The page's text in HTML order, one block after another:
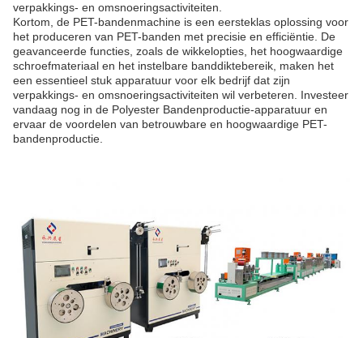
verpakkings- en omsnoeringsactiviteiten.
Kortom, de PET-bandenmachine is een eersteklas oplossing voor
het produceren van PET-banden met precisie en efficiëntie. De
geavanceerde functies, zoals de wikkelopties, het hoogwaardige
schroefmateriaal en het instelbare banddiktebereik, maken het
een essentieel stuk apparatuur voor elk bedrijf dat zijn
verpakkings- en omsnoeringsactiviteiten wil verbeteren. Investeer
vandaag nog in de Polyester Bandenproductie-apparatuur en
ervaar de voordelen van betrouwbare en hoogwaardige PET-
bandenproductie.